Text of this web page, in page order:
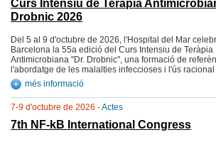
Curs Intensiu de Teràpia
Drobnic 2026
Del 5 al 9 d'octubre de 2026, l'Hospital del Mar
Barcelona la 55a edició del Curs Intensiu de Teràpia
Antimicrobiana "Dr. Drobnic", una formació de
l'abordatge de les malalties infeccioses i l'ús
més informació
7-9 d'octubre de 2026 -Actes
7th NF-kB International Congress